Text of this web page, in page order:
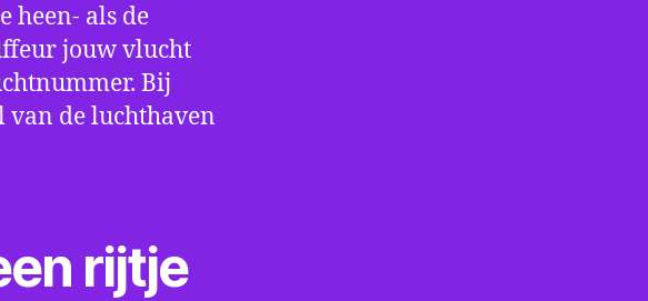
heen- als de
jouw vlucht
Bij
van de luchthaven
rijtje